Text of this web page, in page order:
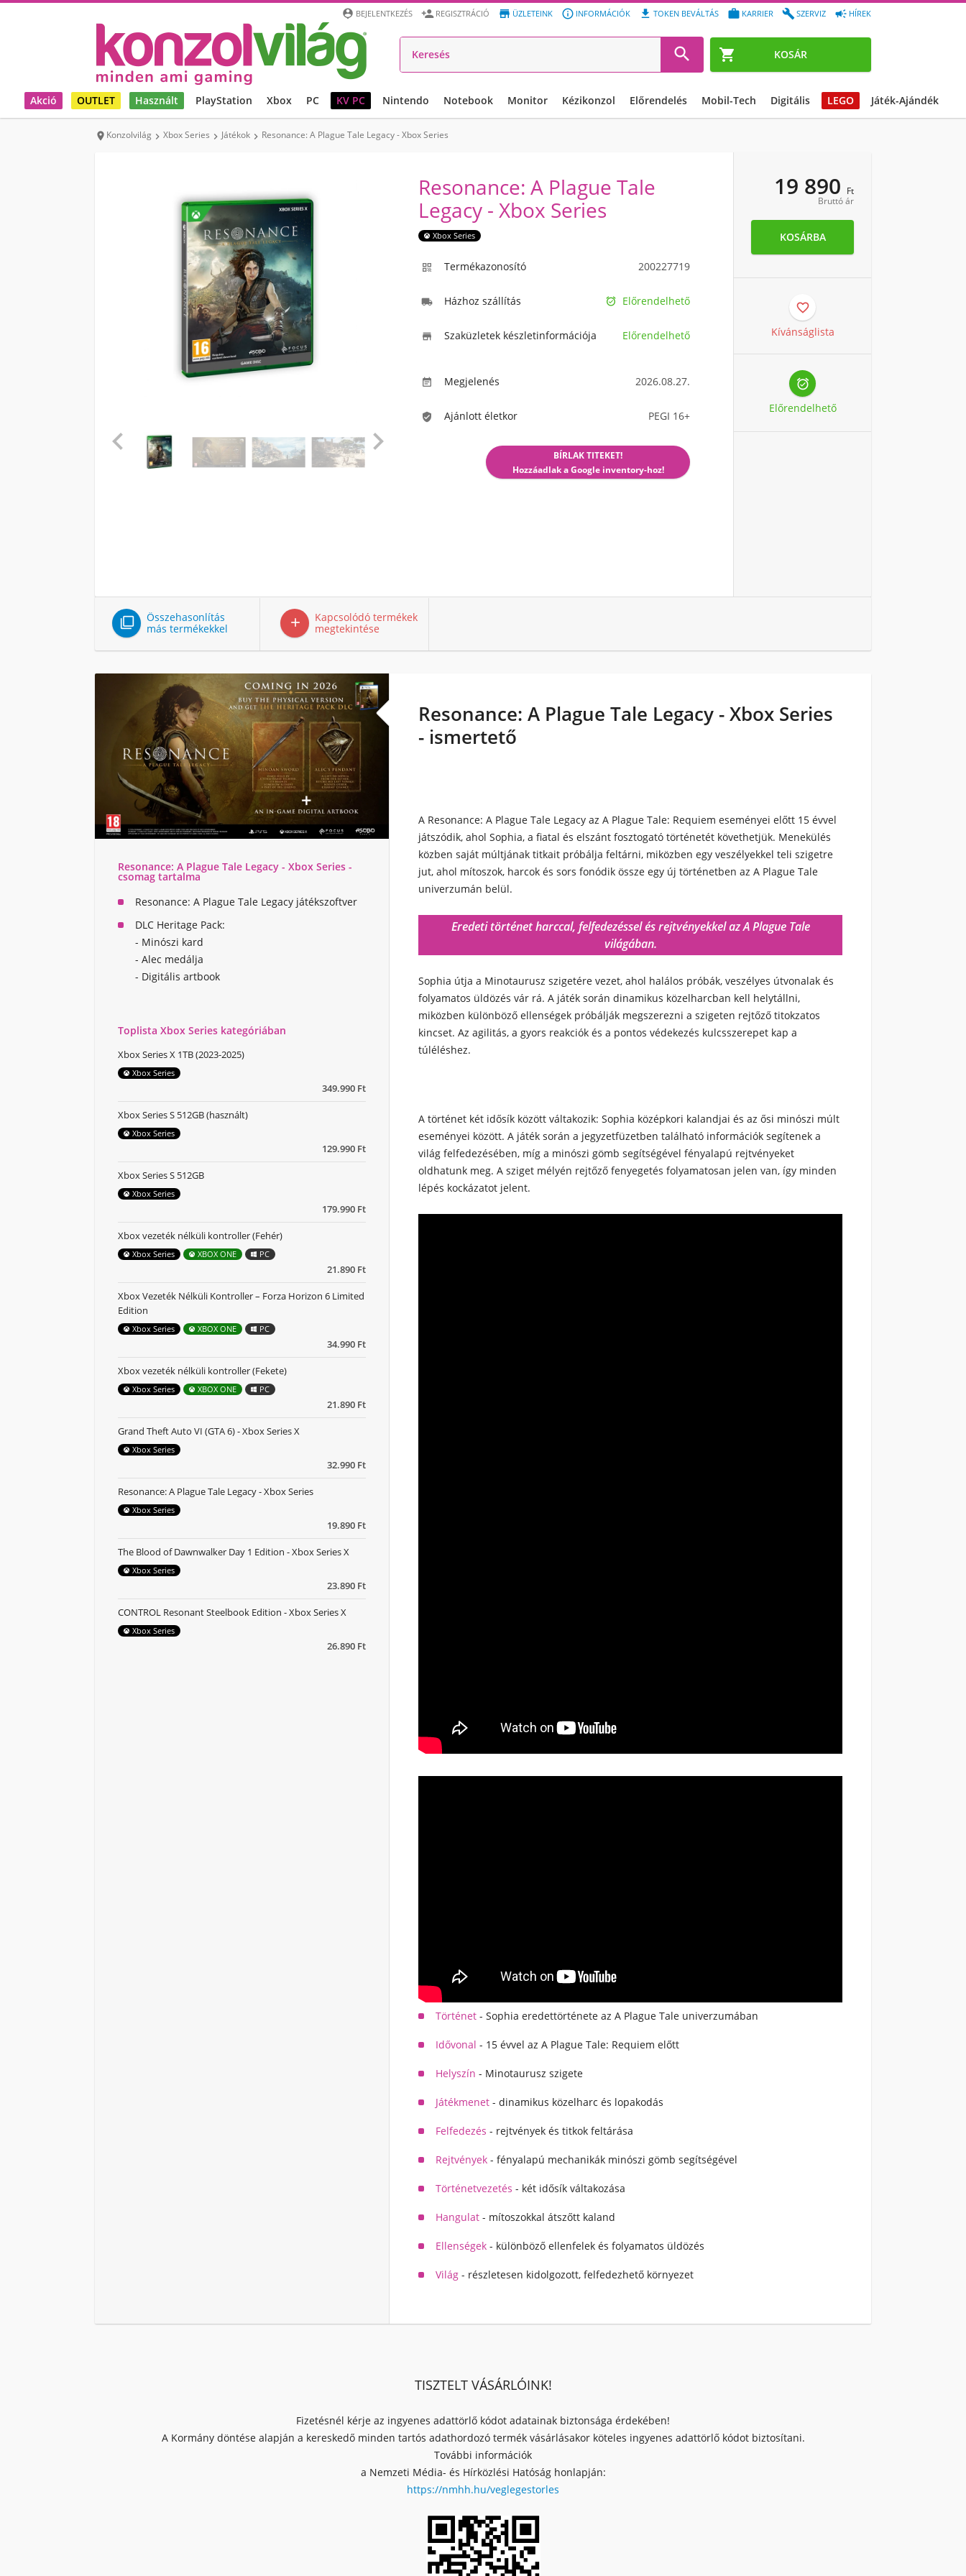
 KOSÁR
 HÍREK
 SZERVIZ
 KARRIER
 TOKEN BEVÁLTÁS
 INFORMÁCIÓK
 ÜZLETEINK
 REGISZTRÁCIÓ
 BEJELENTKEZÉS

Akció OUTLET Használt PlayStation Xbox PC KV PC Nintendo Notebook Monitor Kézikonzol Előrendelés Mobil-Tech Digitális LEGO Játék-Ajándék
 Konzolvilág  Xbox Series Játékok  Resonance: A Plague Tale Legacy - Xbox Series
 
Resonance: A Plague Tale
Legacy - Xbox Series
Xbox Series
 Termékazonosító 200227719
 Házhoz szállítás Előrendelhető

 Szaküzletek készletinformációja Előrendelhető
 Megjelenés 2026.08.27.
 Ajánlott életkor PEGI 16+
BÍRLAK TITEKET!
Hozzáadlak a Google inventory-hoz!
19 890 Ft
Bruttó ár
KOSÁRBA

Kívánságlista

Előrendelhető

Összehasonlítás
más termékekkel

Kapcsolódó termékek
megtekintése
Resonance: A Plague Tale Legacy - Xbox Series
- ismertető
A Resonance: A Plague Tale Legacy az A Plague Tale: Requiem eseményei előtt 15 évvel
játszódik, ahol Sophia, a fiatal és elszánt fosztogató történetét követhetjük. Menekülés
közben saját múltjának titkait próbálja feltárni, miközben egy veszélyekkel teli szigetre
jut, ahol mítoszok, harcok és sors fonódik össze egy új történetben az A Plague Tale
univerzumán belül.
Eredeti történet harccal, felfedezéssel és rejtvényekkel az A Plague Tale
világában.
Sophia útja a Minotaurusz szigetére vezet, ahol halálos próbák, veszélyes útvonalak és
folyamatos üldözés vár rá. A játék során dinamikus közelharcban kell helytállni,
miközben különböző ellenségek próbálják megszerezni a szigeten rejtőző titokzatos
kincset. Az agilitás, a gyors reakciók és a pontos védekezés kulcsszerepet kap a
túléléshez.
A történet két idősík között váltakozik: Sophia középkori kalandjai és az ősi minószi múlt
eseményei között. A játék során a jegyzetfüzetben található információk segítenek a
világ felfedezésében, míg a minószi gömb segítségével fényalapú rejtvényeket
oldhatunk meg. A sziget mélyén rejtőző fenyegetés folyamatosan jelen van, így minden
lépés kockázatot jelent.
Történet - Sophia eredettörténete az A Plague Tale univerzumában
Idővonal - 15 évvel az A Plague Tale: Requiem előtt
Helyszín - Minotaurusz szigete
Játékmenet - dinamikus közelharc és lopakodás
Felfedezés - rejtvények és titkok feltárása
Rejtvények - fényalapú mechanikák minószi gömb segítségével
Történetvezetés - két idősík váltakozása
Hangulat - mítoszokkal átszőtt kaland
Ellenségek - különböző ellenfelek és folyamatos üldözés
Világ - részletesen kidolgozott, felfedezhető környezet
Resonance: A Plague Tale Legacy - Xbox Series -
csomag tartalma
Resonance: A Plague Tale Legacy játékszoftver
DLC Heritage Pack:
- Minószi kard
- Alec medálja
- Digitális artbook
Toplista Xbox Series kategóriában
349.990 Ft
Xbox Series X 1TB (2023-2025)
Xbox Series
129.990 Ft
Xbox Series S 512GB (használt)
Xbox Series
179.990 Ft
Xbox Series S 512GB
Xbox Series
21.890 Ft
Xbox vezeték nélküli kontroller (Fehér)
Xbox Series XBOX ONE PC
34.990 Ft
Xbox Vezeték Nélküli Kontroller – Forza Horizon 6 Limited
Edition
Xbox Series XBOX ONE PC
21.890 Ft
Xbox vezeték nélküli kontroller (Fekete)
Xbox Series XBOX ONE PC
32.990 Ft
Grand Theft Auto VI (GTA 6) - Xbox Series X
Xbox Series
19.890 Ft
Resonance: A Plague Tale Legacy - Xbox Series
Xbox Series
23.890 Ft
The Blood of Dawnwalker Day 1 Edition - Xbox Series X
Xbox Series
26.890 Ft
CONTROL Resonant Steelbook Edition - Xbox Series X
Xbox Series
TISZTELT VÁSÁRLÓINK!
Fizetésnél kérje az ingyenes adattörlő kódot adatainak biztonsága érdekében!
A Kormány döntése alapján a kereskedő minden tartós adathordozó termék vásárlásakor köteles ingyenes adattörlő kódot biztosítani.
További információk
a Nemzeti Média- és Hírközlési Hatóság honlapján:
https://nmhh.hu/veglegestorles